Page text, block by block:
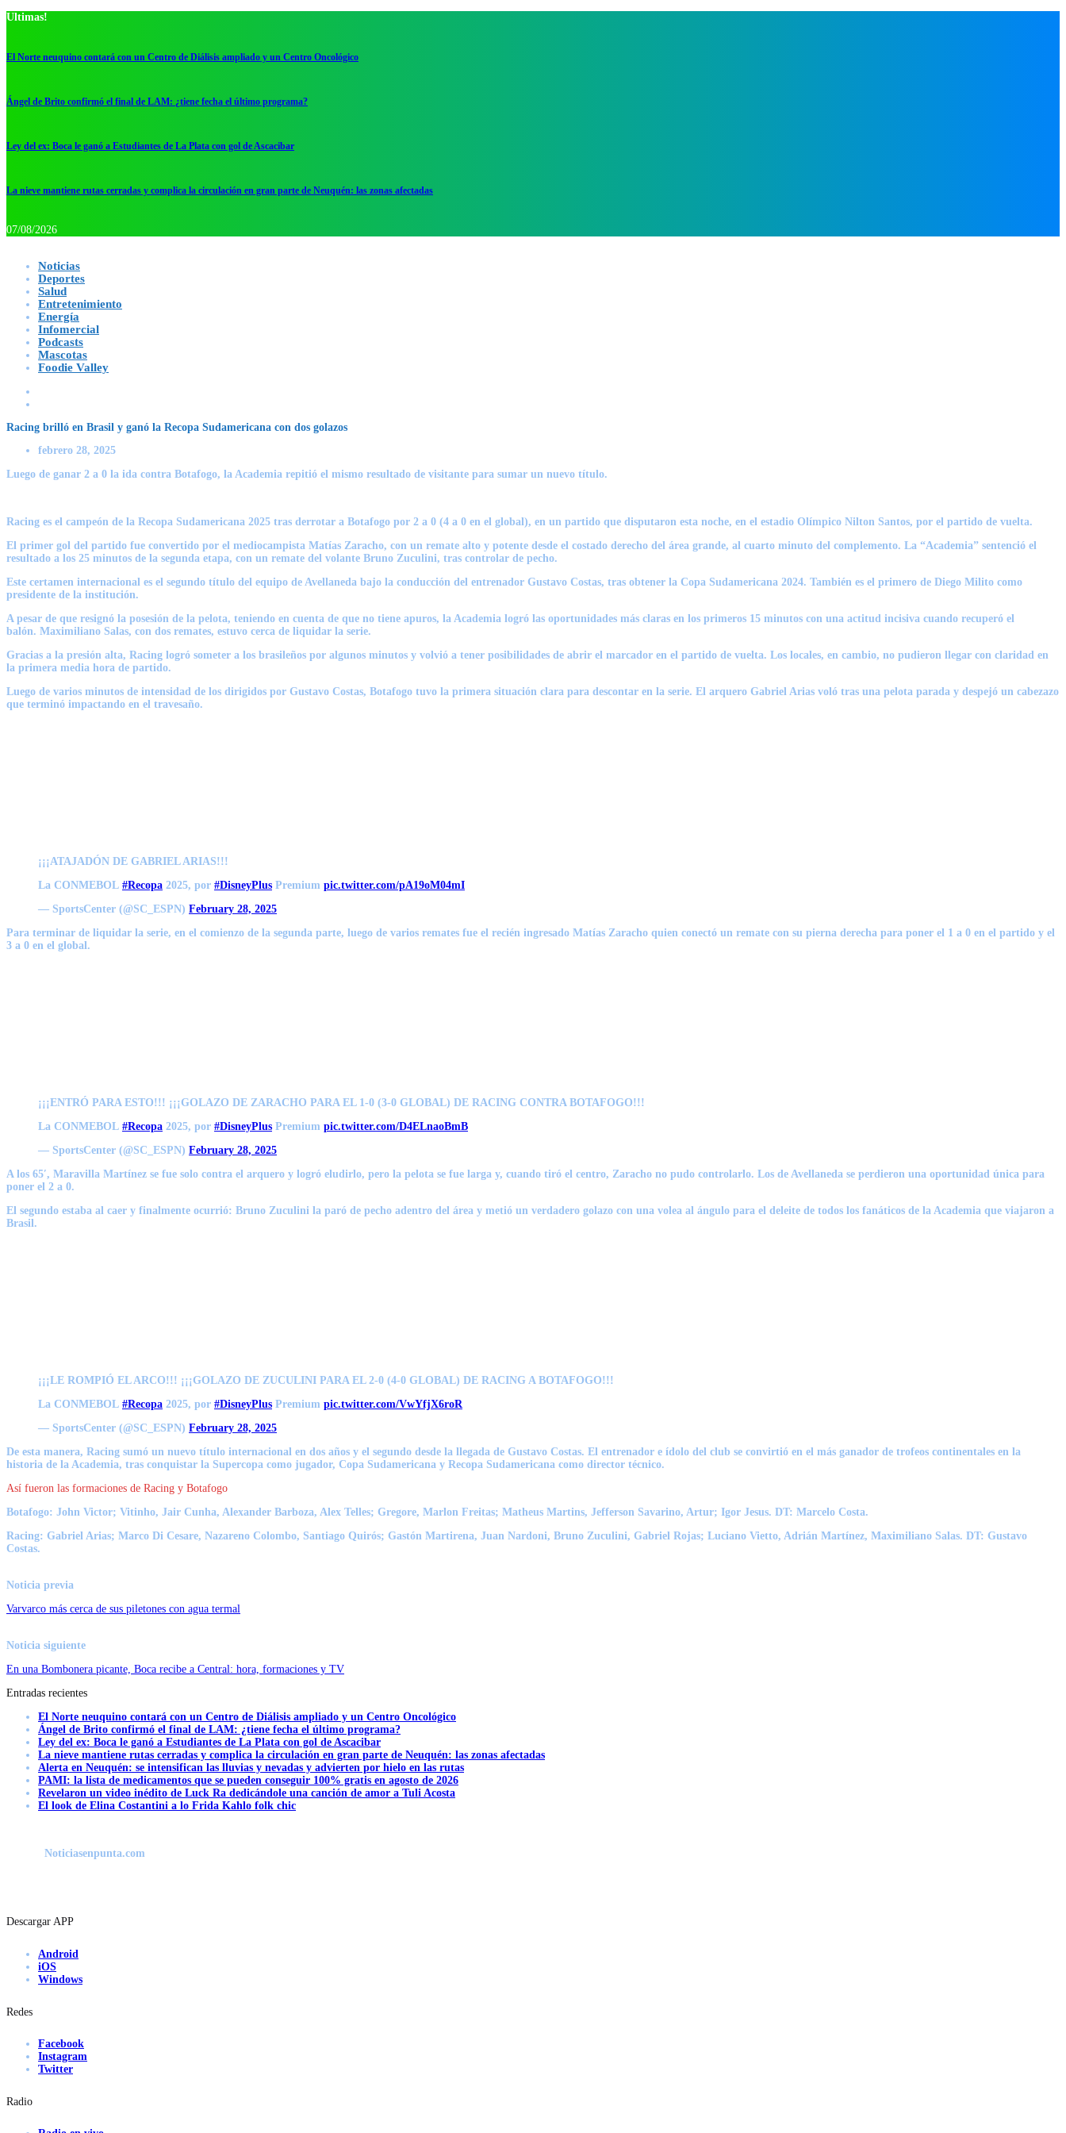
Ultimas!
El Norte neuquino contará con un Centro de Diálisis ampliado y un Centro Oncológico
Ángel de Brito confirmó el final de LAM: ¿tiene fecha el último programa?
Ley del ex: Boca le ganó a Estudiantes de La Plata con gol de Ascacibar
La nieve mantiene rutas cerradas y complica la circulación en gran parte de Neuquén: las zonas afectadas
07/08/2026
Noticias
Deportes
Salud
Entretenimiento
Energía
Infomercial
Podcasts
Mascotas
Foodie Valley
Racing brilló en Brasil y ganó la Recopa Sudamericana con dos golazos
febrero 28, 2025
Luego de ganar 2 a 0 la ida contra Botafogo, la Academia repitió el mismo resultado de visitante para sumar un nuevo título.
Racing es el campeón de la Recopa Sudamericana 2025 tras derrotar a Botafogo por 2 a 0 (4 a 0 en el global), en un partido que disputaron esta noche, en el estadio Olímpico Nilton Santos, por el partido de vuelta.
El primer gol del partido fue convertido por el mediocampista Matías Zaracho, con un remate alto y potente desde el costado derecho del área grande, al cuarto minuto del complemento. La “Academia” sentenció el
resultado a los 25 minutos de la segunda etapa, con un remate del volante Bruno Zuculini, tras controlar de pecho.
Este certamen internacional es el segundo título del equipo de Avellaneda bajo la conducción del entrenador Gustavo Costas, tras obtener la Copa Sudamericana 2024. También es el primero de Diego Milito como
presidente de la institución.
A pesar de que resignó la posesión de la pelota, teniendo en cuenta de que no tiene apuros, la Academia logró las oportunidades más claras en los primeros 15 minutos con una actitud incisiva cuando recuperó el
balón. Maximiliano Salas, con dos remates, estuvo cerca de liquidar la serie.
Gracias a la presión alta, Racing logró someter a los brasileños por algunos minutos y volvió a tener posibilidades de abrir el marcador en el partido de vuelta. Los locales, en cambio, no pudieron llegar con claridad en
la primera media hora de partido.
Luego de varios minutos de intensidad de los dirigidos por Gustavo Costas, Botafogo tuvo la primera situación clara para descontar en la serie. El arquero Gabriel Arias voló tras una pelota parada y despejó un cabezazo
que terminó impactando en el travesaño.
¡¡¡ATAJADÓN DE GABRIEL ARIAS!!!
La CONMEBOL #Recopa 2025, por #DisneyPlus Premium pic.twitter.com/pA19oM04mI
— SportsCenter (@SC_ESPN) February 28, 2025
Para terminar de liquidar la serie, en el comienzo de la segunda parte, luego de varios remates fue el recién ingresado Matías Zaracho quien conectó un remate con su pierna derecha para poner el 1 a 0 en el partido y el
3 a 0 en el global .
¡¡¡ENTRÓ PARA ESTO!!! ¡¡¡GOLAZO DE ZARACHO PARA EL 1-0 (3-0 GLOBAL) DE RACING CONTRA BOTAFOGO!!!
La CONMEBOL #Recopa 2025, por #DisneyPlus Premium pic.twitter.com/D4ELnaoBmB
— SportsCenter (@SC_ESPN) February 28, 2025
A los 65′, Maravilla Martínez se fue solo contra el arquero y logró eludirlo, pero la pelota se fue larga y, cuando tiró el centro, Zaracho no pudo controlarlo. Los de Avellaneda se perdieron una oportunidad única para
poner el 2 a 0.
El segundo estaba al caer y finalmente ocurrió: Bruno Zuculini la paró de pecho adentro del área y metió un verdadero golazo con una volea al ángulo para el deleite de todos los fanáticos de la Academia que viajaron a
Brasil.
¡¡¡LE ROMPIÓ EL ARCO!!! ¡¡¡GOLAZO DE ZUCULINI PARA EL 2-0 (4-0 GLOBAL) DE RACING A BOTAFOGO!!!
La CONMEBOL #Recopa 2025, por #DisneyPlus Premium pic.twitter.com/VwYfjX6roR
— SportsCenter (@SC_ESPN) February 28, 2025
De esta manera, Racing sumó un nuevo título internacional en dos años y el segundo desde la llegada de Gustavo Costas. El entrenador e ídolo del club se convirtió en el más ganador de trofeos continentales en la
historia de la Academia, tras conquistar la Supercopa como jugador, Copa Sudamericana y Recopa Sudamericana como director técnico.
Así fueron las formaciones de Racing y Botafogo
Botafogo: John Victor; Vitinho, Jair Cunha, Alexander Barboza, Alex Telles; Gregore, Marlon Freitas; Matheus Martins, Jefferson Savarino, Artur; Igor Jesus. DT: Marcelo Costa.
Racing: Gabriel Arias; Marco Di Cesare, Nazareno Colombo, Santiago Quirós; Gastón Martirena, Juan Nardoni, Bruno Zuculini, Gabriel Rojas; Luciano Vietto, Adrián Martínez, Maximiliano Salas. DT: Gustavo
Costas.
Noticia previa
Varvarco más cerca de sus piletones con agua termal
Noticia siguiente
En una Bombonera picante, Boca recibe a Central: hora, formaciones y TV
Entradas recientes
El Norte neuquino contará con un Centro de Diálisis ampliado y un Centro Oncológico
Ángel de Brito confirmó el final de LAM: ¿tiene fecha el último programa?
Ley del ex: Boca le ganó a Estudiantes de La Plata con gol de Ascacibar
La nieve mantiene rutas cerradas y complica la circulación en gran parte de Neuquén: las zonas afectadas
Alerta en Neuquén: se intensifican las lluvias y nevadas y advierten por hielo en las rutas
PAMI: la lista de medicamentos que se pueden conseguir 100% gratis en agosto de 2026
Revelaron un video inédito de Luck Ra dedicándole una canción de amor a Tuli Acosta
El look de Elina Costantini a lo Frida Kahlo folk chic
Noticiasenpunta.com
Descargar APP
Android
iOS
Windows
Redes
Facebook
Instagram
Twitter
Radio